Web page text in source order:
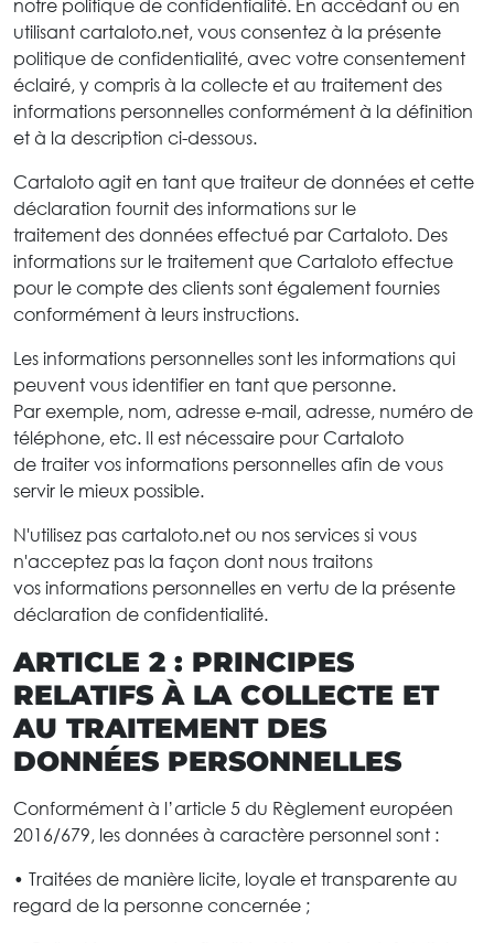
notre politique de confidentialité. En accédant ou en
utilisant cartaloto.net, vous consentez à la présente
politique de confidentialité, avec votre consentement
éclairé, y compris à la collecte et au traitement des
informations personnelles conformément à la définition
et à la description ci-dessous.
Cartaloto agit en tant que traiteur de données et cette
déclaration fournit des informations sur le
traitement des données effectué par Cartaloto. Des
informations sur le traitement que Cartaloto effectue
pour le compte des clients sont également fournies
conformément à leurs instructions.
Les informations personnelles sont les informations qui
peuvent vous identifier en tant que personne.
Par exemple, nom, adresse e-mail, adresse, numéro de
téléphone, etc. Il est nécessaire pour Cartaloto
de traiter vos informations personnelles afin de vous
servir le mieux possible.
N'utilisez pas cartaloto.net ou nos services si vous
n'acceptez pas la façon dont nous traitons
vos informations personnelles en vertu de la présente
déclaration de confidentialité.
ARTICLE 2 : PRINCIPES
RELATIFS À LA COLLECTE ET
AU TRAITEMENT DES
DONNÉES PERSONNELLES
Conformément à l’article 5 du Règlement européen
2016/679, les données à caractère personnel sont :
• Traitées de manière licite, loyale et transparente au
regard de la personne concernée ;